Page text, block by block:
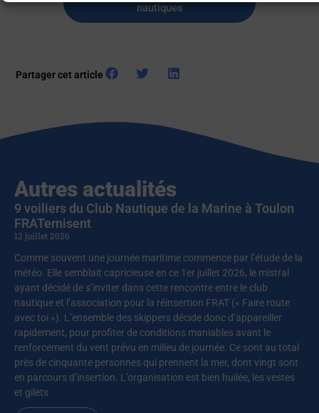
nautiques
Partager cet article
Autres actualités
9 voiliers du Club Nautique de la Marine à Toulon
FRATernisent
12 juillet 2026
Comme souvent une journée maritime commence par l’étude de la
météo. Elle semblait capricieuse en ce 1er juillet 2026, le mistral
ayant décidé de s’inviter dans cette rencontre entre le club
nautique et l’association pour la réinsertion FRAT (« Faire route
avec toi »). L’ensemble des skippers décide donc d’appareiller
rapidement, pour profiter de conditions maniables avant le
renforcement du vent prévu en milieu de journée. Ce sont au total
près de cinquante personnes qui prennent la mer, dont vingt sont
en parcours d’insertion. L’organisation est bien huilée, les vestes
et gilets